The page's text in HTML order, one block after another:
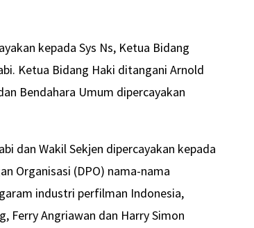
kepada Sys Ns, Ketua Bidang
Ketua Bidang Haki ditangani Arnold
Bendahara Umum dipercayakan
dan Wakil Sekjen dipercayakan kepada
Organisasi (DPO) nama-nama
industri perfilman Indonesia,
Ferry Angriawan dan Harry Simon